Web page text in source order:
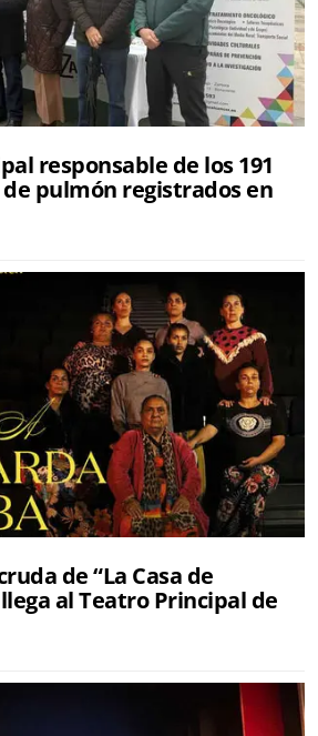
responsable de los 191
de pulmón registrados en
de “La Casa de
al Teatro Principal de